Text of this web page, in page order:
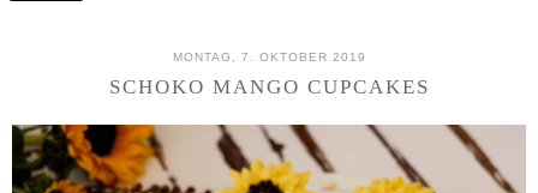
MONTAG, 7. OKTOBER 2019
SCHOKO MANGO CUPCAKES